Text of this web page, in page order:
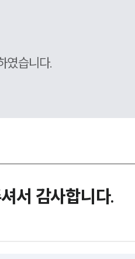
였습니다.
서 감사합니다.